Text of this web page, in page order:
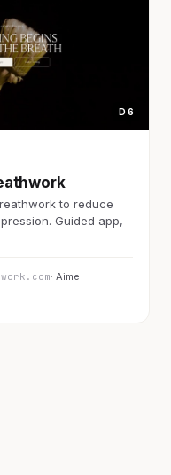
D 6
to reduce
Guided app,
· Aime